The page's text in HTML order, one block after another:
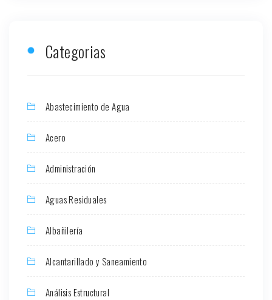
Categorias
Abastecimiento de Agua
Acero
Administración
Aguas Residuales
Albañilería
Alcantarillado y Saneamiento
Análisis Estructural